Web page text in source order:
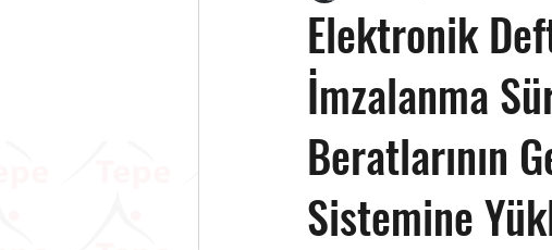
Elektronik
İmzalanma
Beratlarının
Sistemine